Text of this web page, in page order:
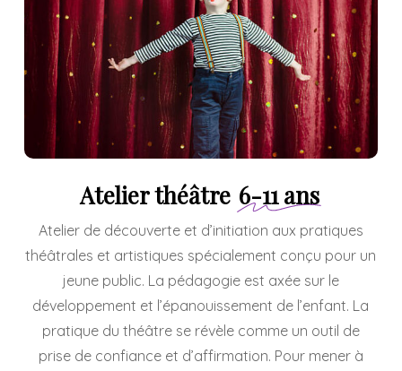
Atelier théâtre 6-11 ans
Atelier de découverte et d’initiation aux pratiques
théâtrales et artistiques spécialement conçu pour un
jeune public. La pédagogie est axée sur le
développement et l’épanouissement de l’enfant. La
pratique du théâtre se révèle comme un outil de
prise de confiance et d’affirmation. Pour mener à